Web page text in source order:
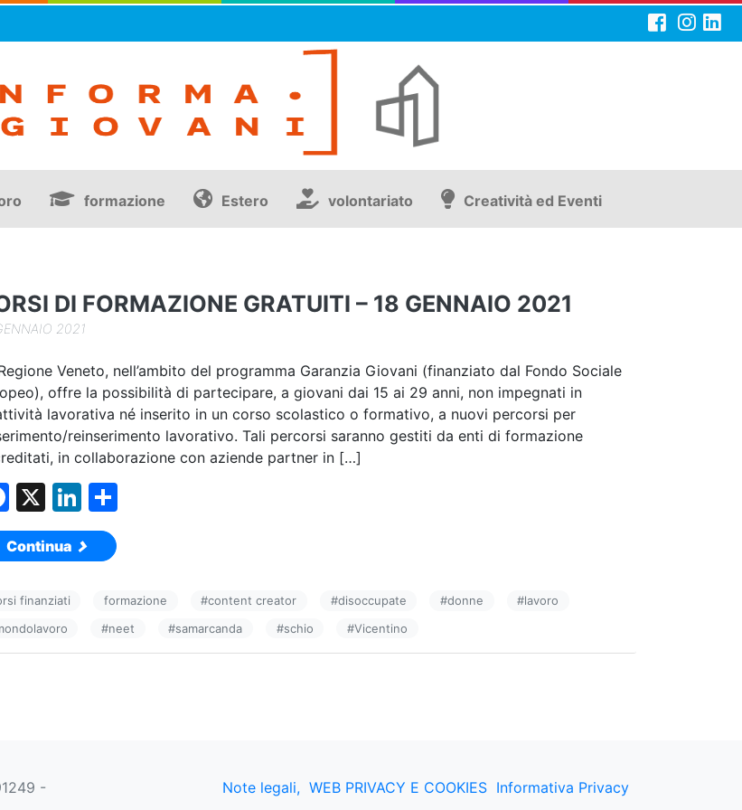
formazione Estero volontariato Creatività ed Eventi
DI FORMAZIONE GRATUITI – 18 GENNAIO 2021
2021
Veneto, nell’ambito del programma Garanzia Giovani (finanziato dal Fondo Sociale
offre la possibilità di partecipare, a giovani dai 15 ai 29 anni, non impegnati in
lavorativa né inserito in un corso scolastico o formativo, a nuovi percorsi per
reinserimento lavorativo. Tali percorsi saranno gestiti da enti di formazione
in collaborazione con aziende partner in […]
F
a
c
b
o
X
Li
n
k
dI vi
di
Continua
finanziati formazione #content creator #disoccupate #donne #lavoro
#neet #samarcanda #schio #Vicentino
-
Note legali, WEB PRIVACY E COOKIES Informativa Privacy